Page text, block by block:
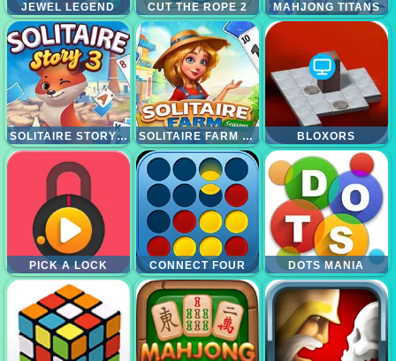
JEWEL LEGEND CUT THE ROPE 2 MAHJONG TITANS
SOLITAIRE STORY TRIPEAKS 3 SOLITAIRE FARM SESSION BLOXORS
PICK A LOCK CONNECT FOUR DOTS MANIA